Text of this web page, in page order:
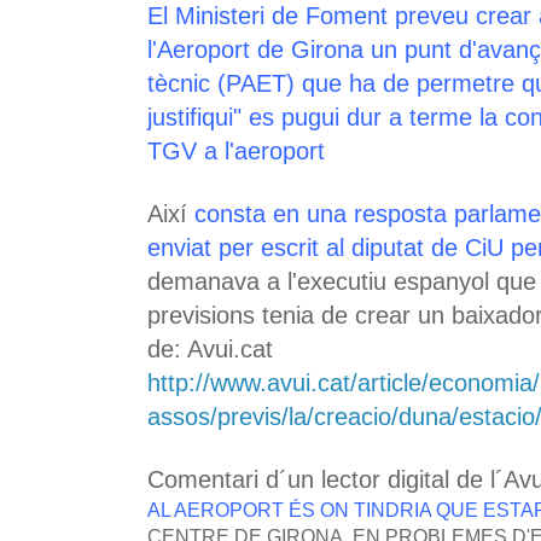
El Ministeri de Foment preveu
l'Aeroport de Girona un punt
tècnic (PAET) que ha de permetre
justifiqui" es pugui dur a terme la
TGV a l'aeroport
Així consta en una resposta
enviat per escrit al diputat de CiU
demanava a l'executiu espanyol
previsions tenia de crear un
de: Avui.cat
http://www.avui.cat/article/
assos/previs/la/creacio/duna/
Comentari d´un lector digital de
AL AEROPORT ÉS ON TINDRIA QUE
CENTRE DE GIRONA, EN PROBLEMES